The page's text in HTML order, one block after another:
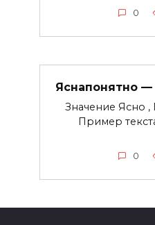
0
Яснапонятно —
Значение Ясно ,
Пример
0